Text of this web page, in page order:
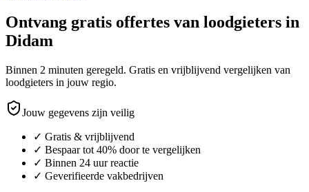
Ontvang gratis offertes van loodgieters in
Didam
Binnen 2 minuten geregeld. Gratis en vrijblijvend vergelijken van
loodgieters in jouw regio.
Jouw gegevens zijn veilig
✓ Gratis & vrijblijvend
✓ Bespaar tot 40% door te vergelijken
✓ Binnen 24 uur reactie
✓ Geverifieerde vakbedrijven